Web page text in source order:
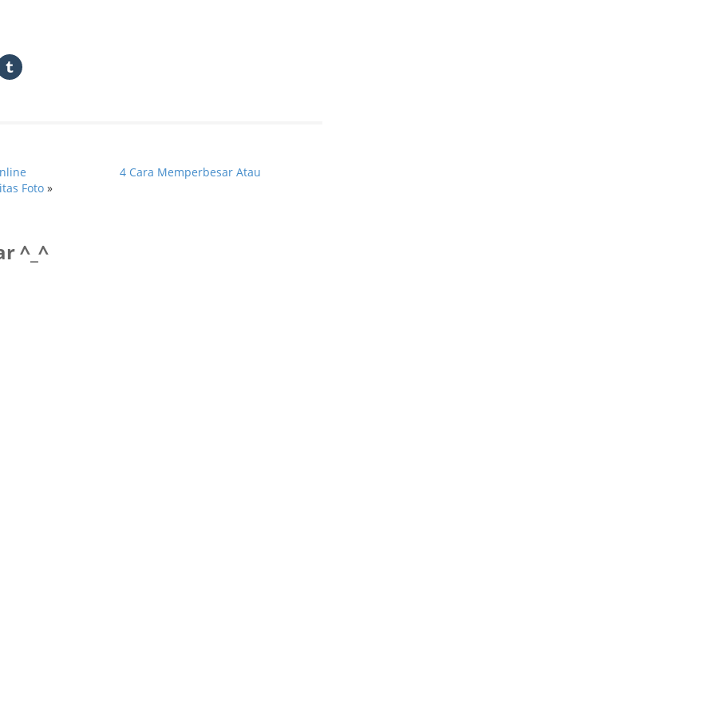
Click
to
4 Cara Memperbesar Atau
Foto »
^_^